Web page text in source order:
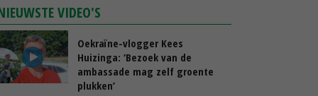
VIDEO'S
Oekraïne-vlogger Kees
Huizinga: ‘Bezoek van de
ambassade mag zelf groente
plukken’